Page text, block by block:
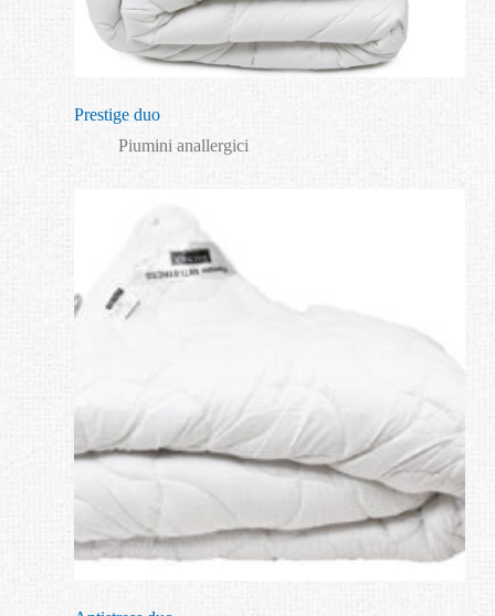
Prestige duo
Piumini anallergici